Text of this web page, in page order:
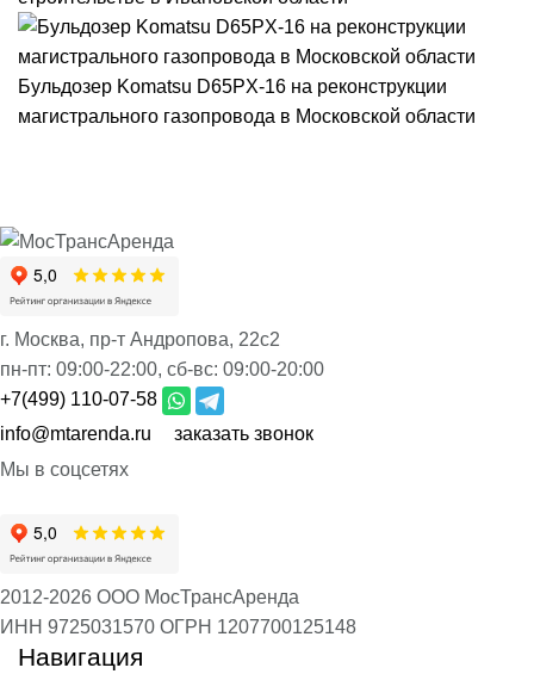
Бульдозер Komatsu D65PX-16 на реконструкции
магистрального газопровода в Московской области
г. Москва, пр-т Андропова, 22с2
пн-пт: 09:00-22:00, сб-вс: 09:00-20:00
+7(499) 110-07-58
info@mtarenda.ru
заказать звонок
Мы в соцсетях
2012-2026 ООО МосТрансАренда
ИНН 9725031570 ОГРН 1207700125148
Навигация